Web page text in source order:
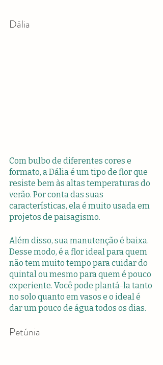
Dália
Com bulbo de diferentes cores e
formato, a Dália é um tipo de flor que
resiste bem às altas temperaturas do
verão. Por conta das suas
características, ela é muito usada em
projetos de paisagismo.
Além disso, sua manutenção é baixa.
Desse modo, é a flor ideal para quem
não tem muito tempo para cuidar do
quintal ou mesmo para quem é pouco
experiente. Você pode plantá-la tanto
no solo quanto em vasos e o ideal é
dar um pouco de água todos os dias.
Petúnia